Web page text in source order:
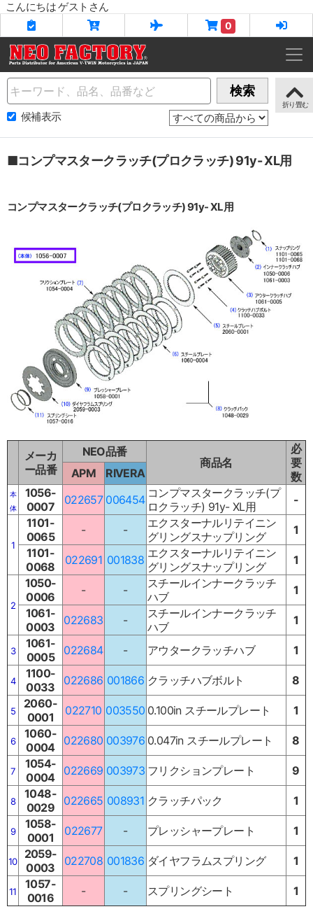
こんにちは ゲストさん
0
Name 検索
候補表示
■コンプマスタークラッチ(プロクラッチ) 91y- XL用
コンプマスタークラッチ(プロクラッチ) 91y- XL用
メーカ
ー品番
NEO品番
商品名
必
要
数
APM RIVERA
本
体
1056-
0007
022657 006454 コンプマスタークラッチ(プ
ロクラッチ) 91y- XL用
-
1
1101-
0065
- -
エクスターナルリテイニン
グリングスナップリング
1
1101-
0068
022691 001838 エクスターナルリテイニン
グリングスナップリング
1
2
1050-
0006
- -
スチールインナークラッチ
ハブ
1
1061-
0003
022683 -
スチールインナークラッチ
ハブ
1
3
1061-
0005
022684 - アウタークラッチハブ 1
4
1100-
0033
022686 001866 クラッチハブボルト 8
5
2060-
0001
022710 003550 0.100in スチールプレート 1
6
1060-
0004
022680 003976 0.047in スチールプレート 8
7
1054-
0004
022669 003973 フリクションプレート 9
8
1048-
0029
022665 008931 クラッチパック 1
9
1058-
0001
022677 - プレッシャープレート 1
10
2059-
0003
022708 001836 ダイヤフラムスプリング 1
11
1057-
0016
- - スプリングシート 1